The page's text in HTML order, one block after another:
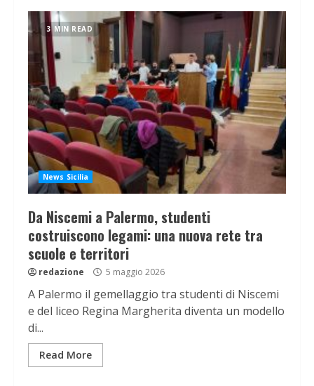
3 MIN READ
News Sicilia
Da Niscemi a Palermo, studenti
costruiscono legami: una nuova rete tra
scuole e territori
redazione 5 maggio 2026
A Palermo il gemellaggio tra studenti di Niscemi
e del liceo Regina Margherita diventa un modello
di...
Read More